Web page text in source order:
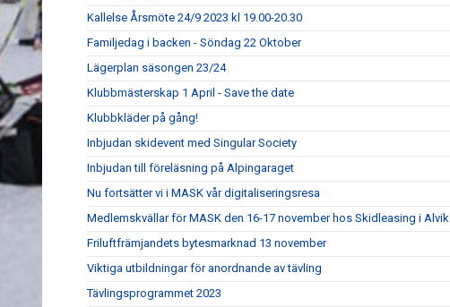
Kallelse Årsmöte 24/9 2023 kl 19.00-20.30
Familjedag i backen - Söndag 22 Oktober
Lägerplan säsongen 23/24
Klubbmästerskap 1 April - Save the date
Klubbkläder på gång!
Inbjudan skidevent med Singular Society
Inbjudan till föreläsning på Alpingaraget
Nu fortsätter vi i MASK vår digitaliseringsresa
Medlemskvällar för MASK den 16-17 november hos Skidleasing i Alvik
Friluftfrämjandets bytesmarknad 13 november
Viktiga utbildningar för anordnande av tävling
Tävlingsprogrammet 2023